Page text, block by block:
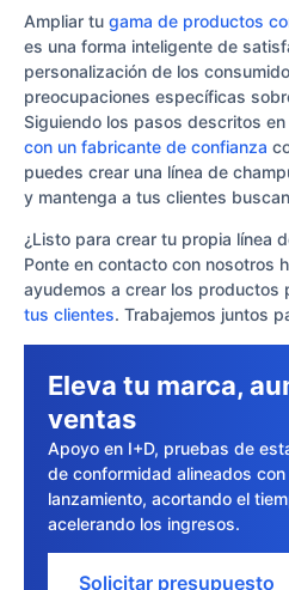
Ampliar tu gama de productos
es una forma inteligente de
personalización de los
preocupaciones específicas
Siguiendo los pasos descritos
con un fabricante de confianza
puedes crear una línea de
y mantenga a tus clientes
¿Listo para crear tu propia línea
Ponte en contacto con nosotros
ayudemos a crear los productos
tus clientes. Trabajemos juntos
Eleva tu marca,
ventas
Apoyo en I+D, pruebas de
de conformidad alineados
lanzamiento, acortando el
acelerando los ingresos.
Solicitar presupuesto